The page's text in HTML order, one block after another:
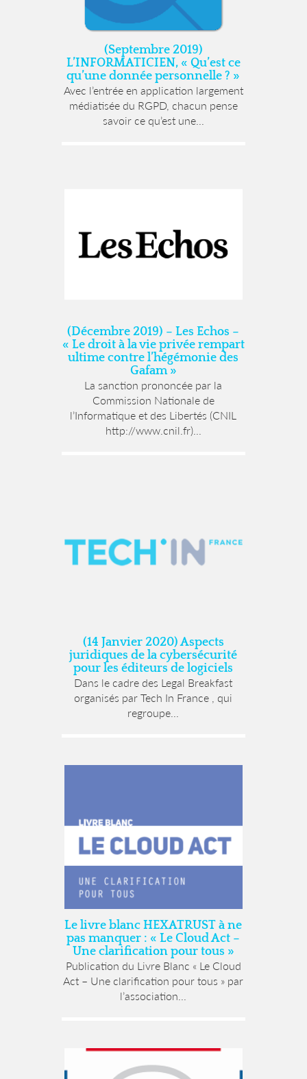
(Septembre 2019)
L’INFORMATICIEN, « Qu’est ce
qu’une donnée personnelle ? »
Avec l’entrée en application largement
médiatisée du RGPD, chacun pense
savoir ce qu’est une...
(Décembre 2019) – Les Echos –
« Le droit à la vie privée rempart
ultime contre l’hégémonie des
Gafam »
La sanction prononcée par la
Commission Nationale de
l’Informatique et des Libertés (CNIL
http://www.cnil.fr)...
(14 Janvier 2020) Aspects
juridiques de la cybersécurité
pour les éditeurs de logiciels
Dans le cadre des Legal Breakfast
organisés par Tech In France , qui
regroupe...
Le livre blanc HEXATRUST à ne
pas manquer : « Le Cloud Act –
Une clarification pour tous »
Publication du Livre Blanc « Le Cloud
Act – Une clarification pour tous » par
l’association...